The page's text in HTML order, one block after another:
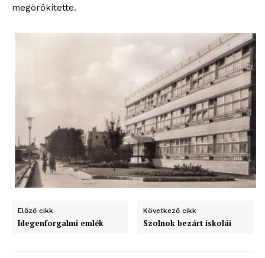
megörökítette.
Előző cikk
Idegenforgalmi emlék
Következő cikk
Szolnok bezárt iskolái